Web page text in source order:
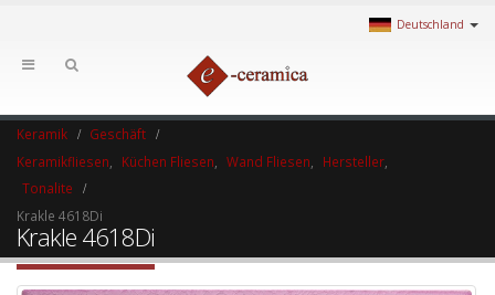
Deutschland
Keramik
Geschäft
Keramikfliesen
Küchen Fliesen Wand Fliesen Hersteller
Tonalite
Krakle 4618Di
Krakle 4618Di